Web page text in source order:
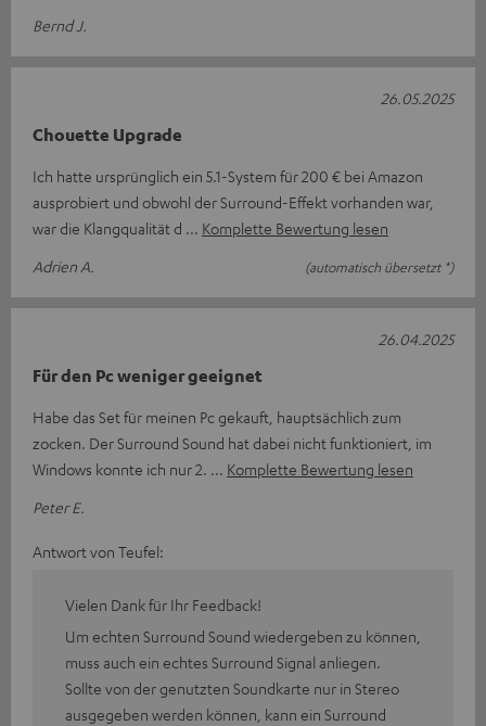
Bernd J.
Chouette Upgrade
Ich hatte ursprünglich ein 5.1-System für 200 € bei Amazon
ausprobiert und obwohl der Surround-Effekt vorhanden war,
war die Klangqualität d
Komplette Bewertung lesen
Adrien A.
(automatisch übersetzt *)
26.05.2025
Für den Pc weniger geeignet
Habe das Set für meinen Pc gekauft, hauptsächlich zum
zocken. Der Surround Sound hat dabei nicht funktioniert, im
Windows konnte ich nur 2.
Komplette Bewertung lesen
Peter E.
26.04.2025
Antwort von Teufel:
Vielen Dank für Ihr Feedback!
Um echten Surround Sound wiedergeben zu können,
muss auch ein echtes Surround Signal anliegen.
Sollte von der genutzten Soundkarte nur in Stereo
ausgegeben werden können, kann ein Surround